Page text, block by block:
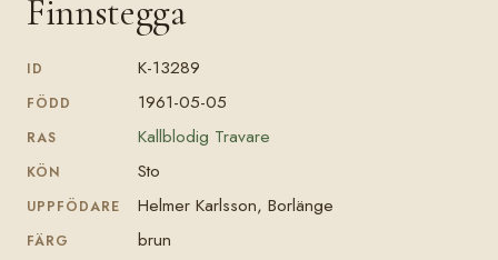
Finnstegga
ID K-13289
FÖDD 1961-05-05
RAS Kallblodig Travare
KÖN Sto
UPPFÖDARE Helmer Karlsson, Borlänge
FÄRG brun